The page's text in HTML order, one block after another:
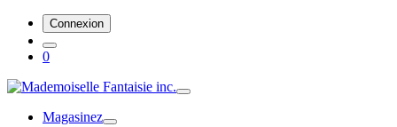
Connexion
0
Magasinez